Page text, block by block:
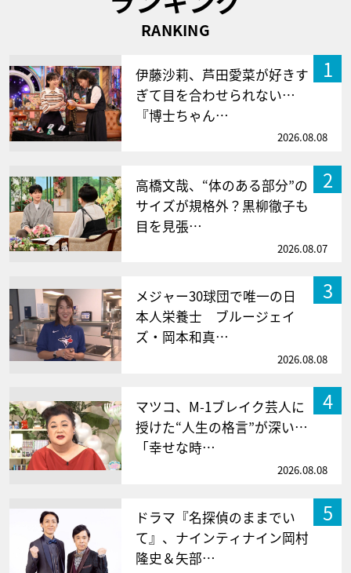
RANKING
1
伊藤沙莉、芦田愛菜が好きす
ぎて目を合わせられない…
『博士ちゃん…
2026.08.08
2
高橋文哉、“体のある部分”の
サイズが規格外？黒柳徹子も
目を見張…
2026.08.07
3
メジャー30球団で唯一の日
本人栄養士 ブルージェイ
ズ・岡本和真…
2026.08.08
4
マツコ、M-1ブレイク芸人に
授けた“人生の格言”が深い…
「幸せな時…
2026.08.08
5
ドラマ『名探偵のままでい
て』、ナインティナイン岡村
隆史＆矢部…